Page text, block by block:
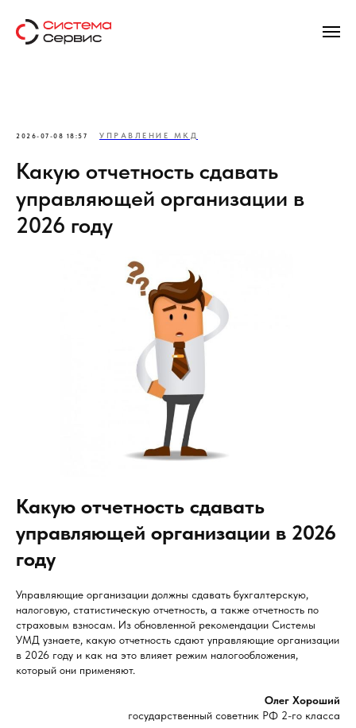
2026-07-08 18:57 УПРАВЛЕНИЕ МКД
Какую отчетность сдавать
управляющей организации в
2026 году
Какую отчетность сдавать
управляющей организации в 2026
году
Управляющие организации должны сдавать бухгалтерскую,
налоговую, статистическую отчетность, а также отчетность по
страховым взносам. Из обновленной рекомендации Системы
УМД узнаете, какую отчетность сдают управляющие организации
в 2026 году и как на это влияет режим налогообложения,
который они применяют.
Олег Хороший
государственный советник РФ 2-го класса